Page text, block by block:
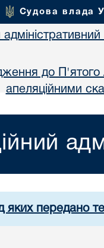
Судова влада
до П'ятого
апеляційними
яких передано